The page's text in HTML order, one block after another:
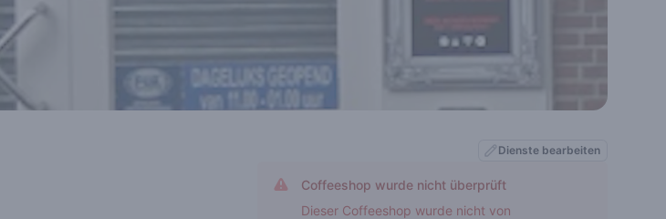
Dienste bearbeiten
Coffeeshop wurde nicht überprüft
Dieser Coffeeshop wurde nicht von